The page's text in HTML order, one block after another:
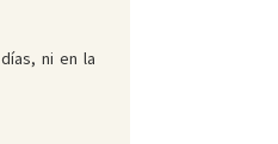
ni en la